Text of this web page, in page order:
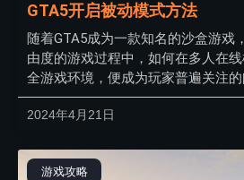
GTA5开启被动模式方法
随着GTA5成为一款知名的沙盒游戏
由度的游戏过程中，如何在多人在
全游戏环境，便成为玩家普遍关注
2024年4月21日
游戏攻略